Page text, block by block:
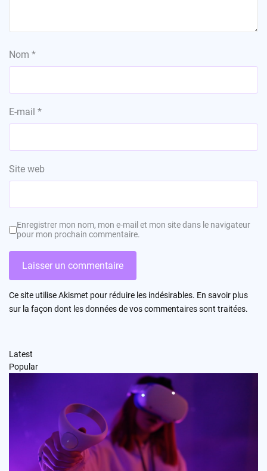
Nom *
E-mail *
Site web
Enregistrer mon nom, mon e-mail et mon site dans le navigateur
pour mon prochain commentaire.
Ce site utilise Akismet pour réduire les indésirables. En savoir plus
sur la façon dont les données de vos commentaires sont traitées.
Latest
Popular